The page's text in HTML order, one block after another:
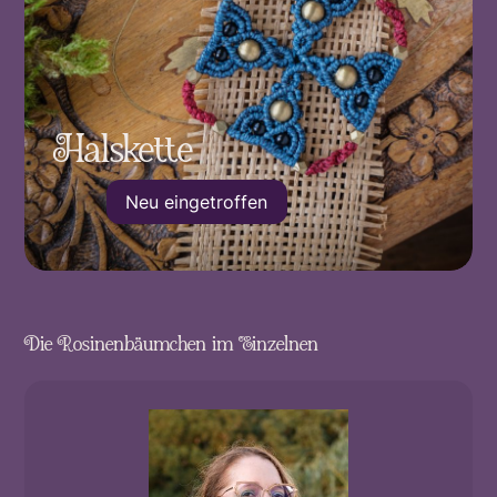
Halskette
Neu eingetroffen
Die Rosinenbäumchen im Einzelnen